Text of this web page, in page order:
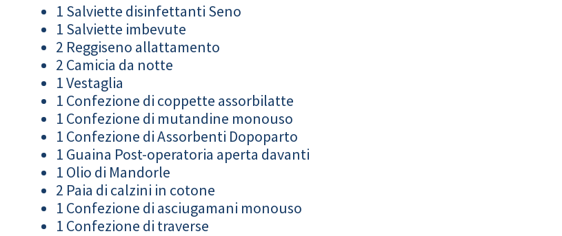
1 Salviette disinfettanti Seno
1 Salviette imbevute
2 Reggiseno allattamento
2 Camicia da notte
1 Vestaglia
1 Confezione di coppette assorbilatte
1 Confezione di mutandine monouso
1 Confezione di Assorbenti Dopoparto
1 Guaina Post-operatoria aperta davanti
1 Olio di Mandorle
2 Paia di calzini in cotone
1 Confezione di asciugamani monouso
1 Confezione di traverse